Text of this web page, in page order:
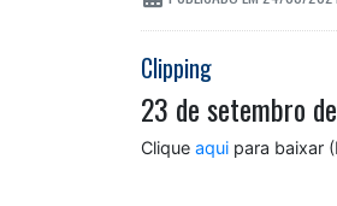
Clipping
23 de setembro
Clique aqui para baixar